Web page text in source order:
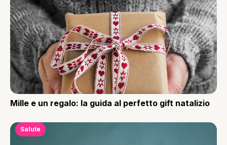
Mille e un regalo: la guida al perfetto gift natalizio
Salute